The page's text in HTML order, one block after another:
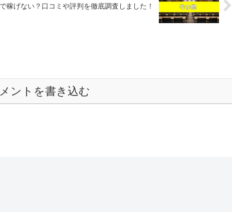
稼げない？口コミや評判を徹底調査しました！
ントを書き込む